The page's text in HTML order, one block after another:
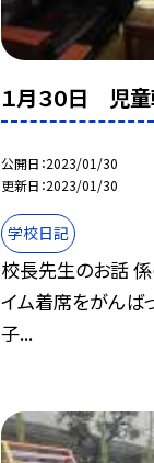
１月３０日 児
公開日 2023/01/30
更新日 2023/01/30
学校日記
校長先生のお話 係
イム着席をがんばっ
子...